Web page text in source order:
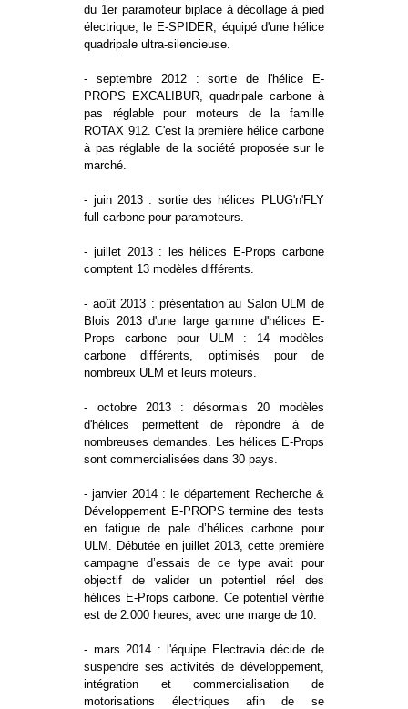
du 1er paramoteur biplace à décollage à pied
électrique, le E-SPIDER, équipé d'une hélice
quadripale ultra-silencieuse.
- septembre 2012 : sortie de l'hélice E-
PROPS EXCALIBUR, quadripale carbone à
pas réglable pour moteurs de la famille
ROTAX 912. C'est la première hélice carbone
à pas réglable de la société proposée sur le
marché.
- juin 2013 : sortie des hélices PLUG'n'FLY
full carbone pour paramoteurs.
- juillet 2013 : les hélices E-Props carbone
comptent 13 modèles différents.
- août 2013 : présentation au Salon ULM de
Blois 2013 d'une large gamme d'hélices E-
Props carbone pour ULM : 14 modèles
carbone différents, optimisés pour de
nombreux ULM et leurs moteurs.
- octobre 2013 : désormais 20 modèles
d'hélices permettent de répondre à de
nombreuses demandes. Les hélices E-Props
sont commercialisées dans 30 pays.
- janvier 2014 : le département Recherche &
Développement E-PROPS termine des tests
en fatigue de pale d’hélices carbone pour
ULM. Débutée en juillet 2013, cette première
campagne d’essais de ce type avait pour
objectif de valider un potentiel réel des
hélices E-Props carbone. Ce potentiel vérifié
est de 2.000 heures, avec une marge de 10.
- mars 2014 : l'équipe Electravia décide de
suspendre ses activités de développement,
intégration et commercialisation de
motorisations électriques afin de se